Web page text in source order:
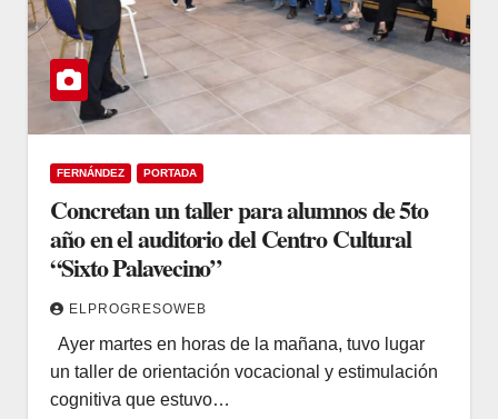
FERNÁNDEZ PORTADA
Concretan un taller para alumnos de 5to
año en el auditorio del Centro Cultural
“Sixto Palavecino”
ELPROGRESOWEB
Ayer martes en horas de la mañana, tuvo lugar
un taller de orientación vocacional y estimulación
cognitiva que estuvo…